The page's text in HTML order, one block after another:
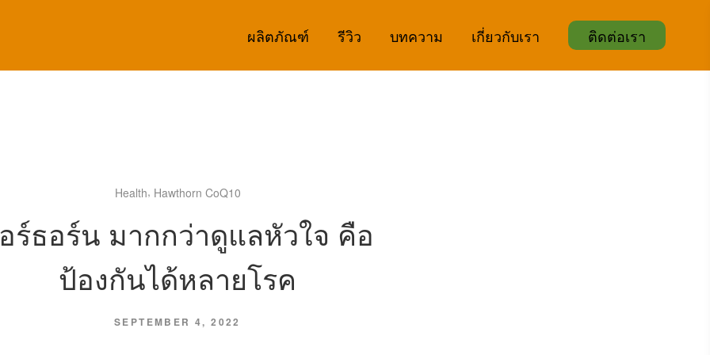
ผลิตภัณฑ์ รีวิว บทความ เกี่ยวกับเรา ติดต่อเรา
Health, Hawthorn CoQ10
ร์ธอร์น มากกว่าดูแลหัวใจ คือ
ป้องกันได้หลายโรค
SEPTEMBER 4, 2022